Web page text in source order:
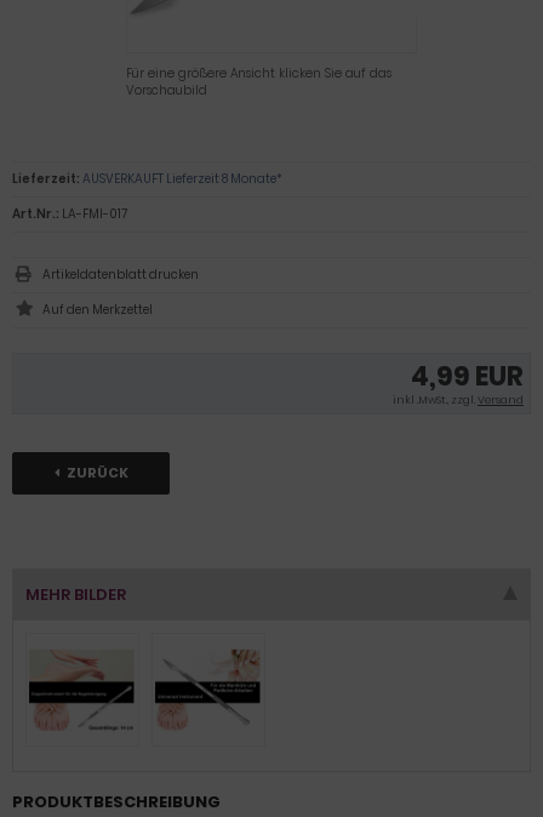
Für eine größere Ansicht klicken Sie auf das
Vorschaubild
4,99 EUR
inkl .MwSt., zzgl.Versand
ZURÜCK
Lieferzeit: AUSVERKAUFT Lieferzeit 8 Monate*
Art.Nr.: LA-FMI-017
Artikeldatenblatt drucken
MEHR BILDER
PRODUKTBESCHREIBUNG